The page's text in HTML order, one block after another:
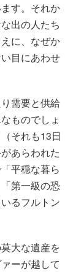
す。それか
出の人たち
に、なぜか
目にあわせ
需要と供給
ものでしょ
それも13日
あらわれた
平穏な暮ら
第一級の恐
るフルトン
大な遺産を
ーが越して